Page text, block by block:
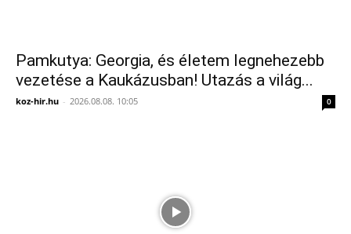
Pamkutya: Georgia, és életem legnehezebb
vezetése a Kaukázusban! Utazás a világ...
koz-hir.hu - 2026.08.08. 10:05 0